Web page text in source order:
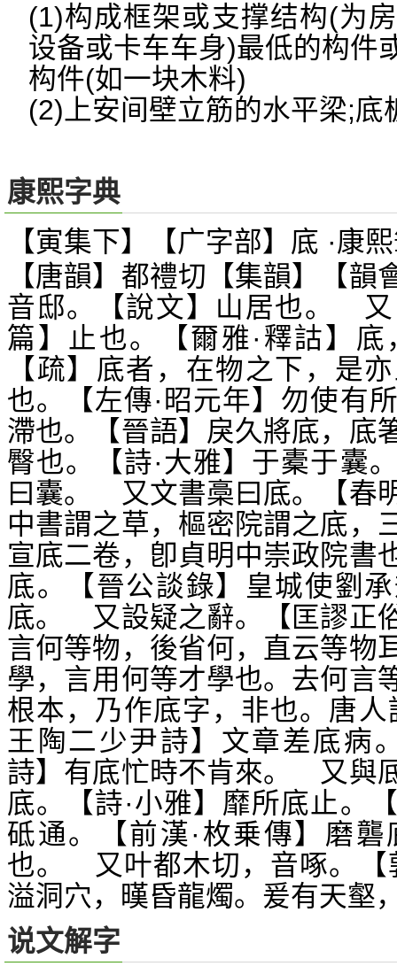
(1)构成框架或支撑结构(为
设备或卡车车身)最低的构件
构件(如一块木料)
(2)上安间壁立筋的水平梁;底
康熙字典
【寅集下】【广字部】底 ·康
【唐韻】都禮切【集韻】【韻
音邸。【說文】山居也。
篇】止也。【爾雅·釋詁】
【疏】底者，在物之下，是
也。【左傳·昭元年】勿使有
滯也。【晉語】戾久將底，
臀也。【詩·大雅】于橐于囊
曰囊。 又文書槀曰底。【春
中書謂之草，樞密院謂之底，
宣底二卷，卽貞明中崇政院
底。【晉公談錄】皇城使劉
底。 又設疑之辭。【匡謬正
言何等物，後省何，直云等物
學，言用何等才學也。去何言
根本，乃作底字，非也。唐
王陶二少尹詩】文章差底病
詩】有底忙時不肯來。 又與
底。【詩·小雅】靡所底止。
砥通。【前漢·枚乗傳】磨
也。 又叶都木切，音啄。【
溢洞穴，暵昏龍燭。爰有天壑
说文解字